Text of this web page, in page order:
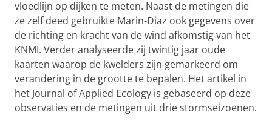
vloedlijn op dijken te meten. Naast de metingen die
ze zelf deed gebruikte Marin-Diaz ook gegevens over
de richting en kracht van de wind afkomstig van het
KNMI. Verder analyseerde zij twintig jaar oude
kaarten waarop de kwelders zijn gemarkeerd om
verandering in de grootte te bepalen. Het artikel in
het Journal of Applied Ecology is gebaseerd op deze
observaties en de metingen uit drie stormseizoenen.